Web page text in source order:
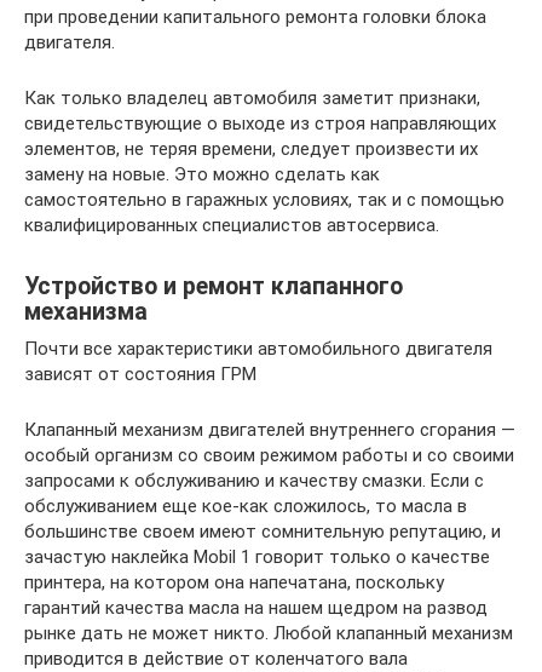
при проведении капитального ремонта головки блока
двигателя.
Как только владелец автомобиля заметит признаки,
свидетельствующие о выходе из строя направляющих
элементов, не теряя времени, следует произвести их
замену на новые. Это можно сделать как
самостоятельно в гаражных условиях, так и с помощью
квалифицированных специалистов автосервиса.
Устройство и ремонт клапанного
механизма
Почти все характеристики автомобильного двигателя
зависят от состояния ГРМ
Клапанный механизм двигателей внутреннего сгорания —
особый организм со своим режимом работы и со своими
запросами к обслуживанию и качеству смазки. Если с
обслуживанием еще кое-как сложилось, то масла в
большинстве своем имеют сомнительную репутацию, и
зачастую наклейка Mobil 1 говорит только о качестве
принтера, на котором она напечатана, поскольку
гарантий качества масла на нашем щедром на развод
рынке дать не может никто. Любой клапанный механизм
приводится в действие от коленчатого вала